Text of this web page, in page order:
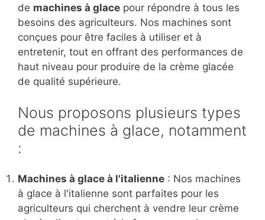
de machines à glace pour répondre à tous les
besoins des agriculteurs. Nos machines sont
conçues pour être faciles à utiliser et à
entretenir, tout en offrant des performances de
haut niveau pour produire de la crème glacée
de qualité supérieure.
Nous proposons plusieurs types
de machines à glace, notamment
:
Machines à glace à l'italienne : Nos machines
à glace à l'italienne sont parfaites pour les
agriculteurs qui cherchent à vendre leur crème